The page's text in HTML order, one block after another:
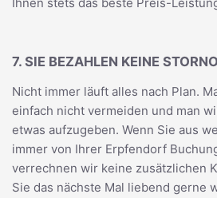
7. SIE BEZAHLEN KEINE
Nicht immer läuft alles nach Plan.
einfach nicht vermeiden und man
etwas aufzugeben. Wenn Sie aus
immer von Ihrer Erpfendorf
verrechnen wir keine zusätzlichen
Sie das nächste Mal liebend gerne